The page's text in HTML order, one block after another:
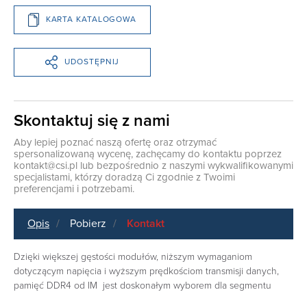
KARTA KATALOGOWA
UDOSTĘPNIJ
Skontaktuj się z nami
Aby lepiej poznać naszą ofertę oraz otrzymać
spersonalizowaną wycenę, zachęcamy do kontaktu poprzez
kontakt@csi.pl lub bezpośrednio z naszymi wykwalifikowanymi
specjalistami, którzy doradzą Ci zgodnie z Twoimi
preferencjami i potrzebami.
Opis Pobierz Kontakt
Dzięki większej gęstości modułów, niższym wymaganiom
dotyczącym napięcia i wyższym prędkościom transmisji danych,
pamięć DDR4 od IM jest doskonałym wyborem dla segmentu